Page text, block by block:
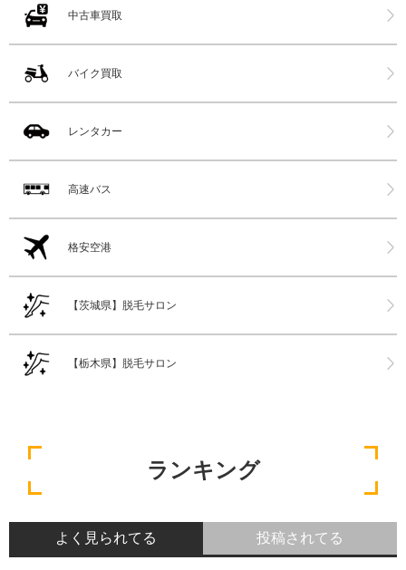
中古車買取
バイク買取
レンタカー
高速バス
格安空港
【茨城県】脱毛サロン
【栃木県】脱毛サロン
ランキング
よく見られてる 投稿されてる